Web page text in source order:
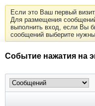
Если это Ваш первый
Для размещения
выполнить вход, если Вы
сообщений выберите
Cобытие нaжатия на